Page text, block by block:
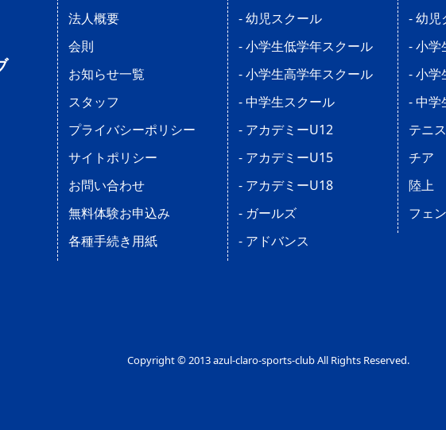
法人概要
会則
お知らせ一覧
スタッフ
プライバシーポリシー
サイトポリシー
お問い合わせ
無料体験お申込み
各種手続き用紙
- 幼児スクール
- 小学生低学年スクール
- 小学生高学年スクール
- 中学生スクール
- アカデミーU12
- アカデミーU15
- アカデミーU18
- ガールズ
- アドバンス
- 幼児
- 小学
- 小学
- 中学
テニス
チア
陸上
フェ
Copyright © 2013 azul-claro-sports-club All Rights Reserved.